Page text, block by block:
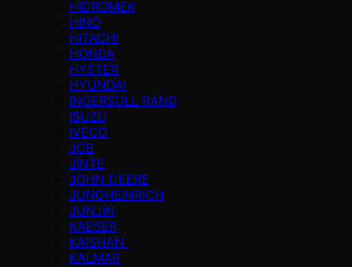
HİDROMEK
HINO
HITACHI
HONDA
HYSTER
HYUNDAI
INGERSOLL RAND
ISUZU
IVECO
JCB
JİNTE
JOHN DEERE
JUNGHEINRICH
JUNJIN
KAESER
KAISHAN
KALMAR